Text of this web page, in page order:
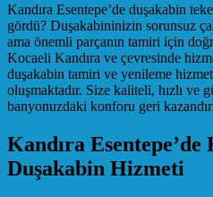
Kandıra Esentepe’de duşakabin
gördü? Duşakabininizin sorunsuz
ama önemli parçanın tamiri için
Kocaeli Kandıra ve çevresinde
duşakabin tamiri ve yenileme
oluşmaktadır. Size kaliteli, hızlı ve
banyonuzdaki konforu geri
Kandıra Esentepe’de
Duşakabin Hizmeti